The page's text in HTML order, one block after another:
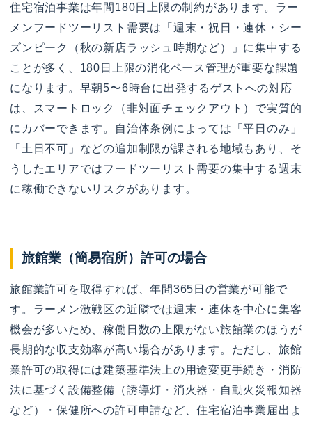
住宅宿泊事業は年間180日上限の制約があります。ラー
メンフードツーリスト需要は「週末・祝日・連休・シー
ズンピーク（秋の新店ラッシュ時期など）」に集中する
ことが多く、180日上限の消化ペース管理が重要な課題
になります。早朝5〜6時台に出発するゲストへの対応
は、スマートロック（非対面チェックアウト）で実質的
にカバーできます。自治体条例によっては「平日のみ」
「土日不可」などの追加制限が課される地域もあり、そ
うしたエリアではフードツーリスト需要の集中する週末
に稼働できないリスクがあります。
旅館業（簡易宿所）許可の場合
旅館業許可を取得すれば、年間365日の営業が可能で
す。ラーメン激戦区の近隣では週末・連休を中心に集客
機会が多いため、稼働日数の上限がない旅館業のほうが
長期的な収支効率が高い場合があります。ただし、旅館
業許可の取得には建築基準法上の用途変更手続き・消防
法に基づく設備整備（誘導灯・消火器・自動火災報知器
など）・保健所への許可申請など、住宅宿泊事業届出よ